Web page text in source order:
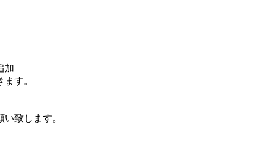
加
す。
致します。